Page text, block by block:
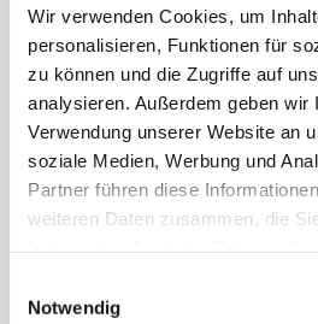
Wir verwenden Cookies, um
personalisieren, Funktionen für
zu können und die Zugriffe auf
analysieren. Außerdem geben wir
Verwendung unserer Website an
soziale Medien, Werbung und
Partner führen diese
weiteren Daten zusammen, die
Cookies, wenn Sie unsere
Notwendig
MEHR
4. FEBRUAR 2026,
UHR: WORKSHOP
ALLTAG